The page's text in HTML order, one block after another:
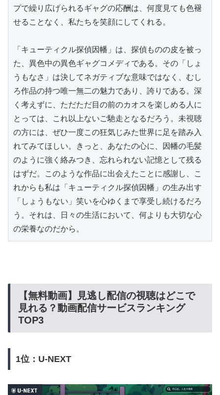
プで繰り広げられるギャグの応酬は、何度見ても色褪
せることなく、私たちを笑顔にしてくれる。
「キューティクル探偵因幡」は、探偵ものの皮を被っ
た、異色中の異色ギャグコメディである。その「しょ
うもなさ」は決してネガティブな意味ではなく、むし
ろ作品の持つ唯一無二の魅力であり、誇りである。深
く考えずに、ただただ目の前のカオスを楽しめる人に
とっては、これ以上ないご馳走となるだろう。未視聴
の方には、ぜひ一度この狂気じみた世界に足を踏み入
れてみてほしい。きっと、あなたの心に、因幡の毛髪
のように強く絡みつき、忘れられない記憶として残る
はずだ。このような作品に出会えたことに感謝し、こ
れからも私は「キューティクル探偵因幡」の生み出す
「しょうもない」笑いを心ゆくまで享受し続けるだろ
う。それは、日々の生活において、何よりも大切な心
の栄養なのだから。
【無料動画】見逃し配信の視聴はどこで
見れる？動画配信サービスランキング
TOP3
1位：U-NEXT